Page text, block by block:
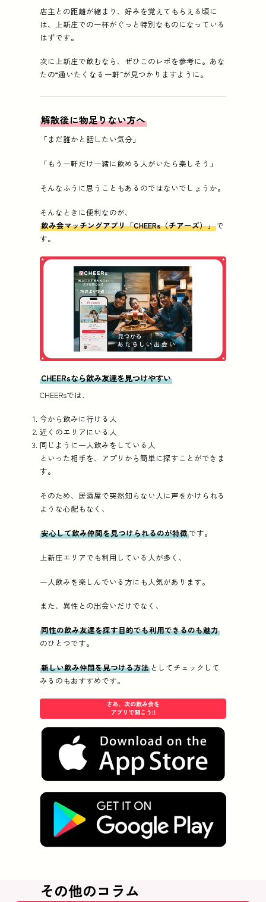
店主との距離が縮まり、好みを覚えてもらえる頃に
は、上新庄での一杯がぐっと特別なものになっている
はずです。
次に上新庄で飲むなら、ぜひこのレポを参考に。あな
たの“通いたくなる一軒”が見つかりますように。
解散後に物足りない方へ
「まだ誰かと話したい気分」
「もう一軒だけ一緒に飲める人がいたら楽しそう」
そんなふうに思うこともあるのではないでしょうか。
そんなときに便利なのが、
飲み会マッチングアプリ「CHEERs（チアーズ）」で
す。
CHEERsなら飲み友達を見つけやすい
CHEERsでは、
今から飲みに行ける人
近くのエリアにいる人
同じように一人飲みをしている人
といった相手を、アプリから簡単に探すことができま
す。
そのため、居酒屋で突然知らない人に声をかけられる
ような心配もなく、
安心して飲み仲間を見つけられるのが特徴です。
上新庄エリアでも利用している人が多く、
一人飲みを楽しんでいる方にも人気があります。
また、異性との出会いだけでなく、
同性の飲み友達を探す目的でも利用できるのも魅力
のひとつです。
新しい飲み仲間を見つける方法 としてチェックして
みるのもおすすめです。
その他のコラム